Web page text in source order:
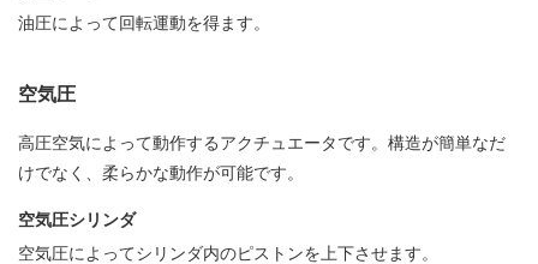
油圧によって回転運動を得ます。
空気圧
高圧空気によって動作するアクチュエータです。構造が簡単なだ
けでなく、柔らかな動作が可能です。
空気圧シリンダ
空気圧によってシリンダ内のピストンを上下させます。